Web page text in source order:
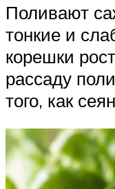
Поливают
тонкие и
корешки
рассаду
того, как